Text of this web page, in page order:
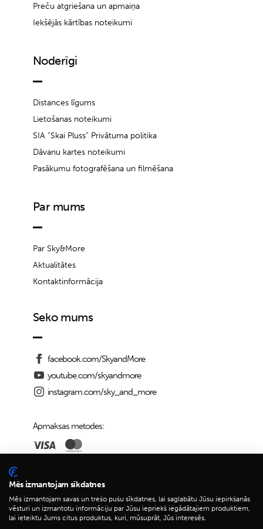
Preču atgriešana un apmaiņa
Iekšējās kārtības noteikumi
Noderīgi
Distances līgums
Lietošanas noteikumi
SIA “Skai Pluss” Privātuma politika
Dāvanu kartes noteikumi
Pasākumu fotografēšana un filmēšana
Par mums
Par Sky&More
Aktualitātes
Kontaktinformācija
Seko mums
facebook.com/SkyandMore
youtube.com/skyandmore
instagram.com/sky_and_more
Apmaksas metodes:
Piegādes iespējas:
Mēs izmantojam sīkdatnes
Mēs izmantojam savas un trešo pušu sīkdatnes, lai saglabātu Jūsu iepirkšanās
vēsturi un izmantotu informāciju par Jūsu iepriekš iegādātajiem produktiem,
lai ieteiktu Jums citus produktus, kuri, mūsuprāt, Jūs interesēs.